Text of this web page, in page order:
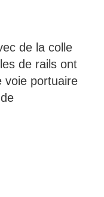
de la colle
de rails ont
voie portuaire